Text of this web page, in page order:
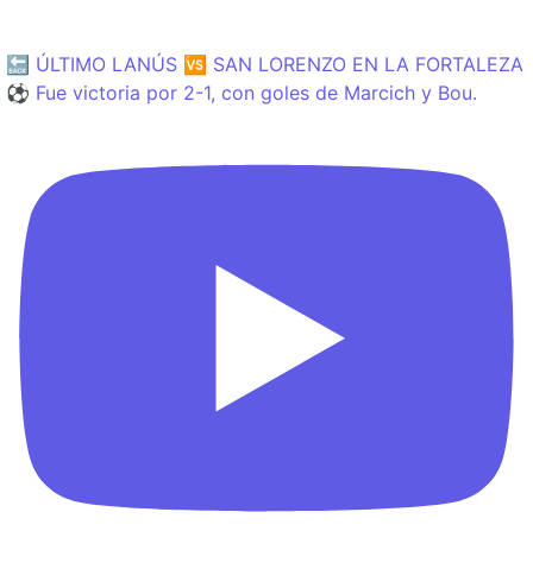
🔙 ÚLTIMO LANÚS 🆚 SAN LORENZO EN LA FORTALEZA
⚽️ Fue victoria por 2-1, con goles de Marcich y Bou.